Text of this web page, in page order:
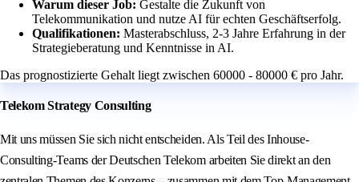
Warum dieser Job: Gestalte die Zukunft von
Telekommunikation und nutze AI für echten Geschäftserfolg.
Qualifikationen: Masterabschluss, 2-3 Jahre Erfahrung in der
Strategieberatung und Kenntnisse in AI.
Das prognostizierte Gehalt liegt zwischen 60000 - 80000 € pro Jahr.
Telekom Strategy Consulting
Mit uns müssen Sie sich nicht entscheiden. Als Teil des Inhouse-
Consulting-Teams der Deutschen Telekom arbeiten Sie direkt an den